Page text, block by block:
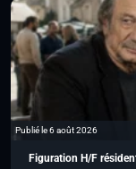
Publié le 6 août 2026
Figuration H/F